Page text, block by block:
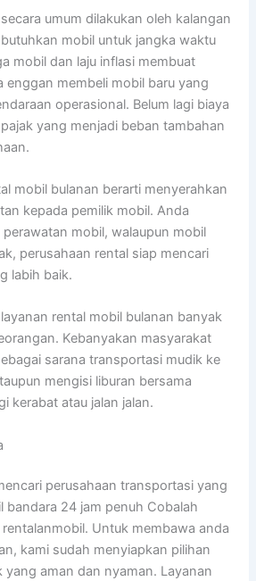
umum dilakukan oleh kalangan
mobil untuk jangka waktu
mobil dan laju inflasi membuat
enggan membeli mobil baru yang
operasional. Belum lagi biaya
yang menjadi beban tambahan
mobil bulanan berarti menyerahkan
kepada pemilik mobil. Anda
mobil, walaupun mobil
perusahaan rental siap mencari
labih baik.
rental mobil bulanan banyak
Kebanyakan masyarakat
sarana transportasi mudik ke
mengisi liburan bersama
kerabat atau jalan jalan.
perusahaan transportasi yang
bandara 24 jam penuh Cobalah
Untuk membawa anda
kami sudah menyiapkan pilihan
yang aman dan nyaman. Layanan